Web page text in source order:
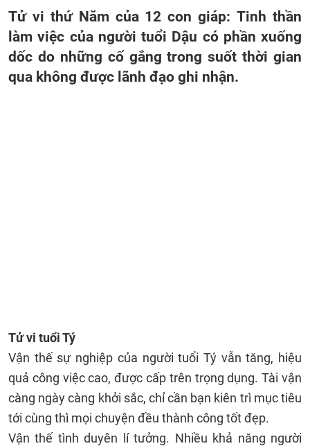
Tử vi thứ Năm của 12 con giáp: Tinh thần
làm việc của người tuổi Dậu có phần xuống
dốc do những cố gắng trong suốt thời gian
qua không được lãnh đạo ghi nhận.
Tử vi tuổi Tý
Vận thế sự nghiệp của người tuổi Tý vẫn tăng, hiệu
quả công việc cao, được cấp trên trọng dụng. Tài vận
càng ngày càng khởi sắc, chỉ cần bạn kiên trì mục tiêu
tới cùng thì mọi chuyện đều thành công tốt đẹp.
Vận thế tình duyên lí tưởng. Nhiều khả năng người